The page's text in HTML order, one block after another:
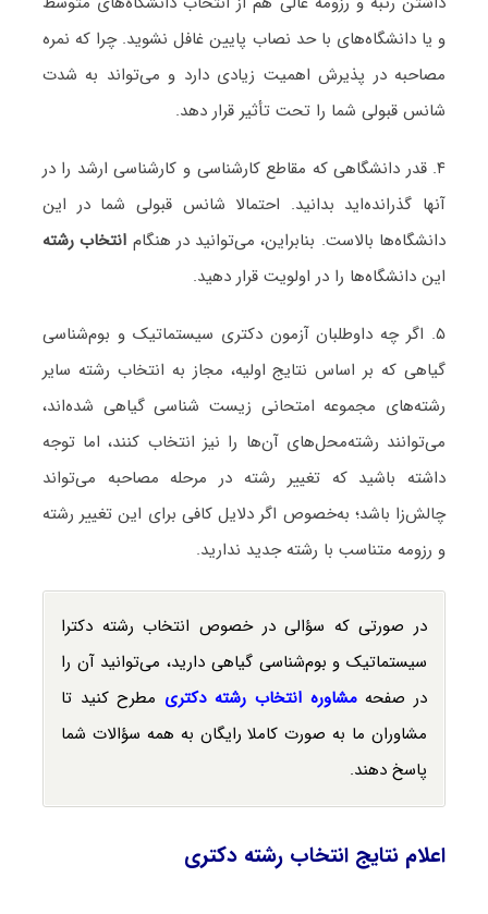
و یا دانشگاه‌های با حد نصاب پایین غافل نشوید. چرا که نمره
مصاحبه در پذیرش اهمیت زیادی دارد و می‌تواند به شدت
شانس قبولی شما را تحت تأثیر قرار دهد.
۴. قدر دانشگاهی که مقاطع کارشناسی و کارشناسی ارشد را در
آنها گذرانده‌اید بدانید. احتمالا شانس قبولی شما در این
دانشگاه‌ها بالاست. بنابراین، می‌توانید در هنگام انتخاب رشته
این دانشگاه‌ها را در اولویت قرار دهید.
۵. اگر چه داوطلبان آزمون دکتری سیستماتیک و بو‌‌م‌شناسی
گیاهی که بر اساس نتایج اولیه، مجاز به انتخاب رشته سایر
رشته‌های مجموعه امتحانی زیست شناسی گیاهی شده‌اند،
می‌توانند رشته‌محل‌های آن‌ها را نیز انتخاب کنند، اما توجه
داشته باشید که تغییر رشته در مرحله مصاحبه می‌تواند
چالش‌زا باشد؛ به‌خصوص اگر دلایل کافی برای این تغییر رشته
و رزومه متناسب با رشته جدید ندارید.
در صورتی که سؤالی در خصوص انتخاب رشته دکترا
سیستماتیک و بو‌‌م‌شناسی گیاهی دارید، می‌توانید آن را
در صفحهمشاوره انتخاب رشته دکتری مطرح کنید تا
مشاوران ما به صورت کاملا رایگان به همه سؤالات شما
پاسخ دهند.
اعلام نتایج انتخاب رشته دکتری